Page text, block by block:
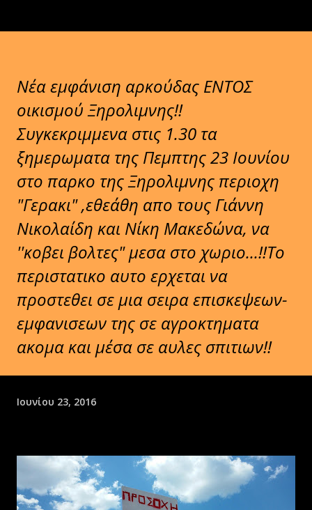
Νέα εμφάνιση αρκούδας ΕΝΤΟΣ
οικισμού Ξηρολιμνης!!
Συγκεκριμμενα στις 1.30 τα
ξημερωματα της Πεμπτης 23 Ιουνίου
στο παρκο της Ξηρολιμνης περιοχη
"Γερακι" ,εθεάθη απο τους Γιάννη
Νικολαίδη και Νίκη Μακεδώνα, να
''κοβει βολτες" μεσα στο χωριο...!!Το
περιστατικο αυτο ερχεται να
προστεθει σε μια σειρα επισκεψεων-
εμφανισεων της σε αγροκτηματα
ακομα και μέσα σε αυλες σπιτιων!!
Ιουνίου 23, 2016